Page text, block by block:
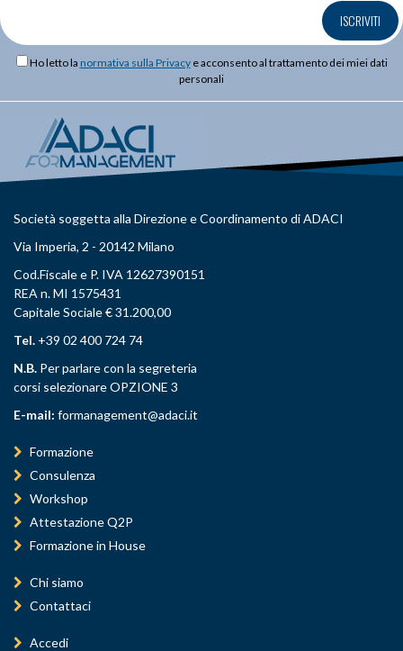
ISCRIVITI
Ho letto la normativa sulla Privacye acconsento al trattamento dei miei dati
personali
Società soggetta alla Direzione e Coordinamento di ADACI
Via Imperia, 2 - 20142 Milano
Cod.Fiscale e P. IVA 12627390151
REA n. MI 1575431
Capitale Sociale € 31.200,00
Tel. +39 02 400 724 74
N.B. Per parlare con la segreteria
corsi selezionare OPZIONE 3
E-mail: formanagement@adaci.it
Formazione
Consulenza
Workshop
Attestazione Q2P
Formazione in House
Chi siamo
Contattaci
Accedi